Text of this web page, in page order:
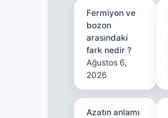
Fermiyon ve
bozon
arasındaki
fark nedir ?
Ağustos 6,
2026
Azatın anlamı